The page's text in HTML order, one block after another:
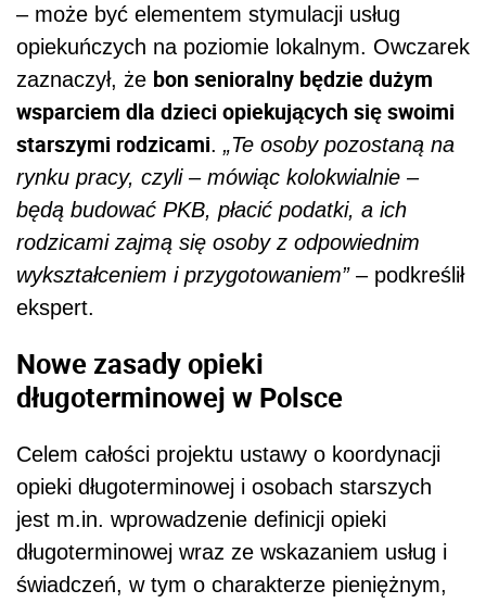
– może być elementem stymulacji usług
opiekuńczych na poziomie lokalnym. Owczarek
zaznaczył, że bon senioralny będzie dużym
wsparciem dla dzieci opiekujących się swoimi
starszymi rodzicami. „Te osoby pozostaną na
rynku pracy, czyli – mówiąc kolokwialnie –
będą budować PKB, płacić podatki, a ich
rodzicami zajmą się osoby z odpowiednim
wykształceniem i przygotowaniem”– podkreślił
ekspert.
Nowe zasady opieki
długoterminowej w Polsce
Celem całości projektu ustawy o koordynacji
opieki długoterminowej i osobach starszych
jest m.in. wprowadzenie definicji opieki
długoterminowej wraz ze wskazaniem usług i
świadczeń, w tym o charakterze pieniężnym,